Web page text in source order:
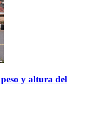
y altura del